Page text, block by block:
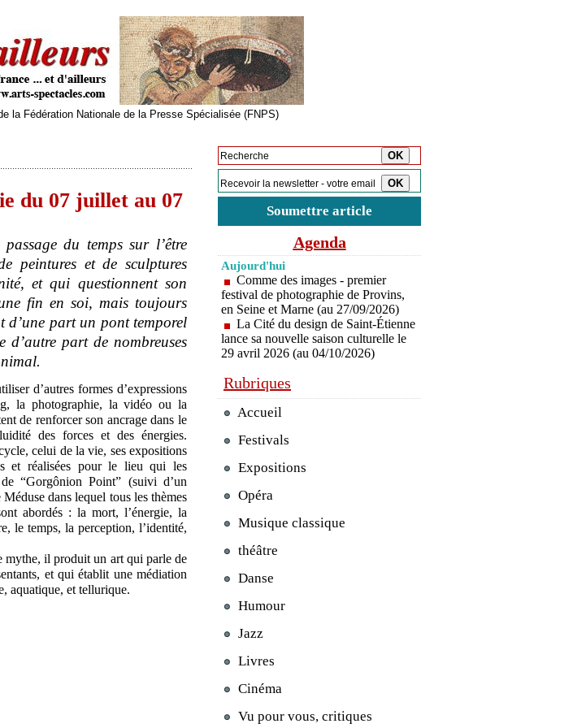
la Fédération Nationale de la Presse Spécialisée (FNPS)
du 07 juillet au 07
du temps sur l’être
peintures et de sculptures
et qui questionnent son
fin en soi, mais toujours
d’une part un pont temporel
d’autre part de nombreuses
d’autres formes d’expressions
la photographie, la vidéo ou la
de renforcer son ancrage dans le
des forces et des énergies.
celui de la vie, ses expositions
et réalisées pour le lieu qui les
“Gorgônion Point” (suivi d’un
dans lequel tous les thèmes
abordés : la mort, l’énergie, la
le temps, la perception, l’identité,
mythe, il produit un art qui parle de
et qui établit une médiation
aquatique, et tellurique.
Soumettre article
Agenda
Aujourd'hui
Comme des images - premier
festival de photographie de Provins,
en Seine et Marne (au 27/09/2026)
La Cité du design de Saint-Étienne
lance sa nouvelle saison culturelle le
29 avril 2026 (au 04/10/2026)
Rubriques
Accueil
Festivals
Expositions
Opéra
Musique classique
théâtre
Danse
Humour
Jazz
Livres
Cinéma
Vu pour vous, critiques